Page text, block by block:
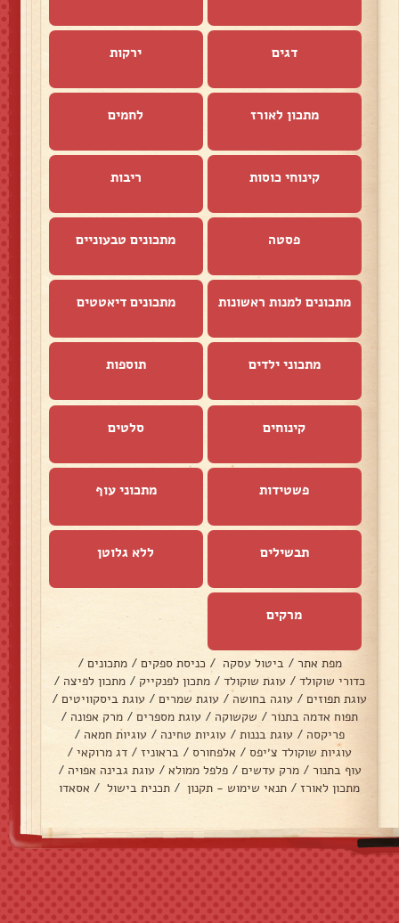
דגים ירקות
מתכון לאורז לחמים
קינוחי כוסות ריבות
פסטה מתכונים טבעוניים
מתכונים למנות ראשונות מתכונים דיאטטים
מתכוני ילדים תוספות
קינוחים סלטים
פשטידות מתכוני עוף
תבשילים ללא גלוטן
מרקים
מפת אתר / ביטול עסקה / כניסת ספקים / מתכונים /
כדורי שוקולד / עוגת שוקולד / מתכון לפנקייק / מתכון לפיצה /
עוגת תפוזים / עוגה בחושה / עוגת שמרים / עוגת ביסקוויטים /
תפוח אדמה בתנור / שקשוקה / עוגת מספרים / מרק אפונה /
פריקסה / עוגת בננות / עוגיות טחינה / עוגיות חמאה /
עוגיות שוקולד צ׳יפס / אלפחורס / בראוניז / דג מרוקאי /
עוף בתנור / מרק עדשים / פלפל ממולא / עוגת גבינה אפויה /
מתכון לאורז / תנאי שימוש - תקנון / תכנית בישול / אסאדו